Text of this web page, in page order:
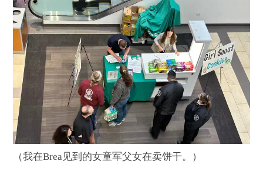
（我在Brea见到的女童军父女在卖饼干。）